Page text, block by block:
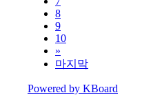
8
9
10
»
마지막
Powered by KBoard